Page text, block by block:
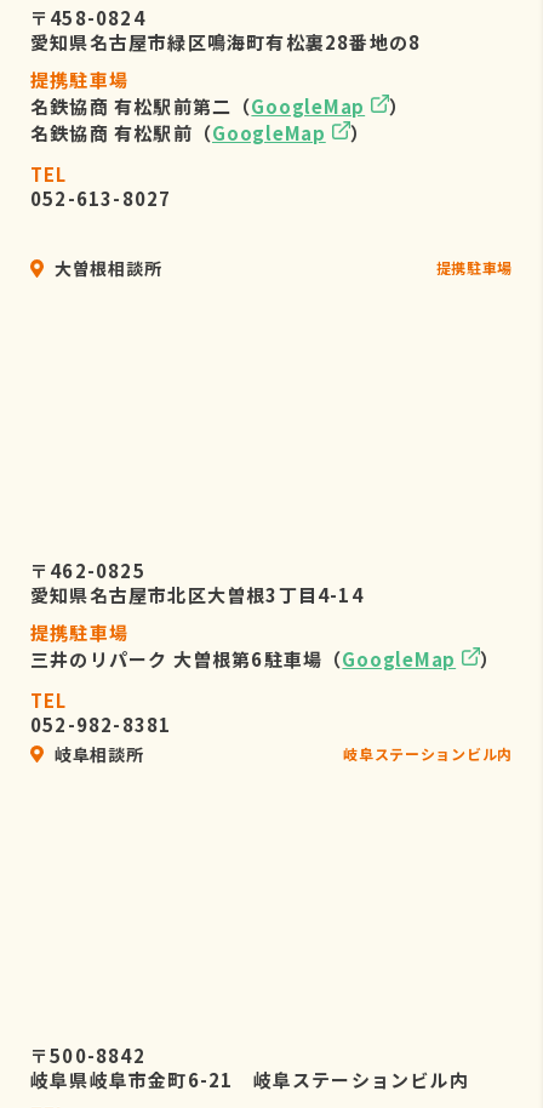
〒458-0824
愛知県名古屋市緑区鳴海町有松裏28番地の8
提携駐車場
名鉄協商 有松駅前第二（GoogleMap
）
名鉄協商 有松駅前（GoogleMap
）
TEL
052-613-8027
大曽根相談所 提携駐車場
〒462-0825
愛知県名古屋市北区大曽根3丁目4-14
提携駐車場
三井のリパーク 大曽根第6駐車場（GoogleMap
）
TEL
052-982-8381
岐阜相談所 岐阜ステーションビル内
〒500-8842
岐阜県岐阜市金町6-21 岐阜ステーションビル内